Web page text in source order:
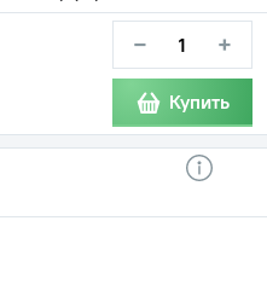
− +
Купить